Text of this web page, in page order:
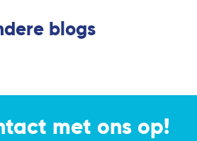
blogs
met ons op!